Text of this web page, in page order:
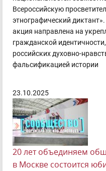
Всероссийскую
этнографический
акция направлена на
гражданской
российских духовно-
фальсификацией истории
23.10.2025
20 лет объединяем
в Москве состоится